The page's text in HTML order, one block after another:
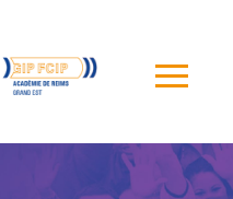
de